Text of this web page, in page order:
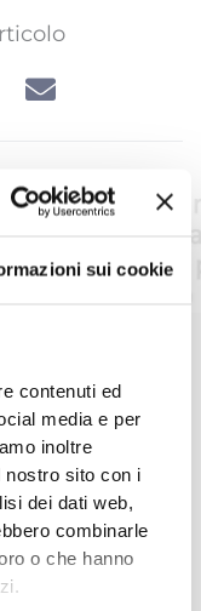
sui cookie
contenuti ed
media e per
inoltre
nostro sito con i
dei dati web,
combinarle
o che hanno
mese